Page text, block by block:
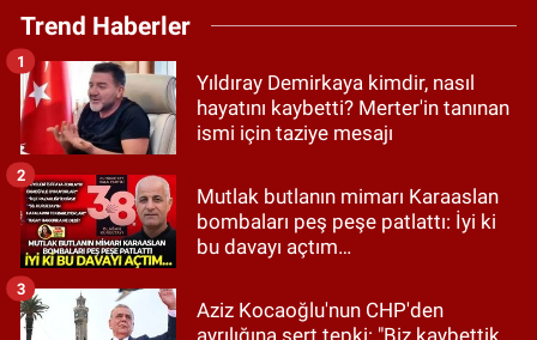
Trend Haberler
Yıldıray Demirkaya kimdir, nasıl
hayatını kaybetti? Merter'in tanınan
ismi için taziye mesajı
1
Mutlak butlanın mimarı Karaaslan
bombaları peş peşe patlattı: İyi ki
bu davayı açtım…
2
Aziz Kocaoğlu'nun CHP'den
ayrılığına sert tepki: "Biz kaybettik
3